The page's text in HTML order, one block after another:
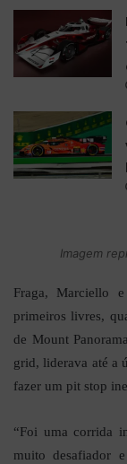
Imagem
Fraga, Marciello
primeiros livres,
de Mount
grid, liderava até a
fazer um pit stop
“Foi uma corrida
muito desafiador